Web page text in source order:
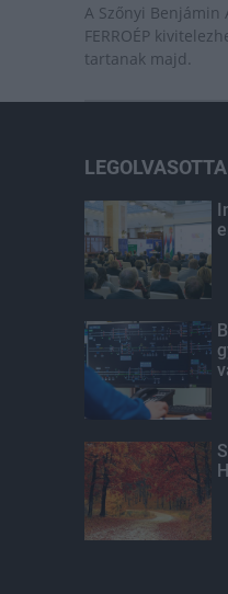
A Szőnyi Benjámin
FERROÉP
tartanak majd.